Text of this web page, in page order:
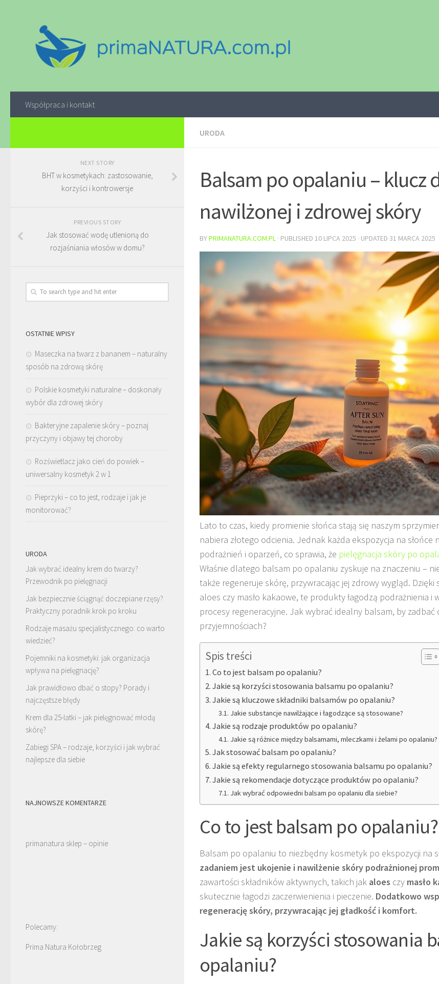
Współpraca i kontakt
URODA
Balsam po opalaniu – klucz
nawilżonej i zdrowej skóry
BYPRIMANATURA.COM.PL · PUBLISHED 10 LIPCA 2025 · UPDATED 31 MARCA 2025
Lato to czas, kiedy promienie słońca stają się naszym
nabiera złotego odcienia. Jednak każda ekspozycja na słońce
podrażnień i oparzeń, co sprawia, że pielęgnacja skóry po
Właśnie dlatego balsam po opalaniu zyskuje na znaczeniu –
także regeneruje skórę, przywracając jej zdrowy wygląd. Dzięki
aloes czy masło kakaowe, te produkty łagodzą podrażnienia i
procesy regeneracyjne. Jak wybrać idealny balsam, by zadbać
przyjemnościach?
Spis treści
Co to jest balsam po opalaniu?
Jakie są korzyści stosowania balsamu po opalaniu?
Jakie są kluczowe składniki balsamów po opalaniu?
Jakie substancje nawilżające i łagodzące są stosowane?
Jakie są rodzaje produktów po opalaniu?
Jakie są różnice między balsamami, mleczkami i żelami po opalaniu?
Jak stosować balsam po opalaniu?
Jakie są efekty regularnego stosowania balsamu po opalaniu?
Jakie są rekomendacje dotyczące produktów po opalaniu?
Jak wybrać odpowiedni balsam po opalaniu dla siebie?
Co to jest balsam po opalaniu?
Balsam po opalaniu to niezbędny kosmetyk po ekspozycji na
zadaniem jest ukojenie i nawilżenie skóry podrażnionej
zawartości składników aktywnych, takich jak aloes czy masło
skutecznie łagodzi zaczerwienienia i pieczenie. Dodatkowo
regenerację skóry, przywracając jej gładkość i komfort.
Jakie są korzyści stosowania
opalaniu?
NEXT STORY
BHT w kosmetykach: zastosowanie,
korzyści i kontrowersje
PREVIOUS STORY
Jak stosować wodę utlenioną do
rozjaśniania włosów w domu?
OSTATNIE WPISY
Maseczka na twarz z bananem – naturalny
sposób na zdrową skórę
Polskie kosmetyki naturalne – doskonały
wybór dla zdrowej skóry
Bakteryjne zapalenie skóry – poznaj
przyczyny i objawy tej choroby
Rozświetlacz jako cień do powiek –
uniwersalny kosmetyk 2 w 1
Pieprzyki – co to jest, rodzaje i jak je
monitorować?
URODA
Jak wybrać idealny krem do twarzy?
Przewodnik po pielęgnacji
Jak bezpiecznie ściągnąć doczepiane rzęsy?
Praktyczny poradnik krok po kroku
Rodzaje masażu specjalistycznego: co warto
wiedzieć?
Pojemniki na kosmetyki: jak organizacja
wpływa na pielęgnację?
Jak prawidłowo dbać o stopy? Porady i
najczęstsze błędy
Krem dla 25-latki – jak pielęgnować młodą
skórę?
Zabiegi SPA – rodzaje, korzyści i jak wybrać
najlepsze dla siebie
NAJNOWSZE KOMENTARZE
primanatura sklep – opinie
Polecamy:
Prima Natura Kołobrzeg